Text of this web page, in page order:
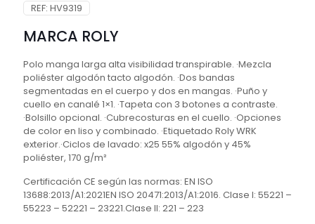
REF: HV9319
MARCA ROLY
Polo manga larga alta visibilidad transpirable. ·Mezcla
poliéster algodón tacto algodón. ·Dos bandas
segmentadas en el cuerpo y dos en mangas. ·Puño y
cuello en canalé 1×1. ·Tapeta con 3 botones a contraste.
·Bolsillo opcional. ·Cubrecosturas en el cuello. ·Opciones
de color en liso y combinado. ·Etiquetado Roly WRK
exterior.·Ciclos de lavado: x25 55% algodón y 45%
poliéster, 170 g/m²
Certificación CE según las normas: EN ISO
13688:2013/A1:2021EN ISO 20471:2013/A1:2016. Clase I: 55221 –
55223 – 52221 – 23221.Clase II: 221 – 223